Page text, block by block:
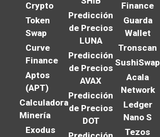
Crypto
Token
Swap
Curve
Finance
Aptos
(APT)
Calculadora
Minería
Exodus
Predicción
de Precios
LUNA
Predicción
de Precios
AVAX
Predicción
de Precios
DOT
Finance
Guarda
Wallet
Tronscan
SushiSwap
Acala
Network
Ledger
Nano S
Tezos